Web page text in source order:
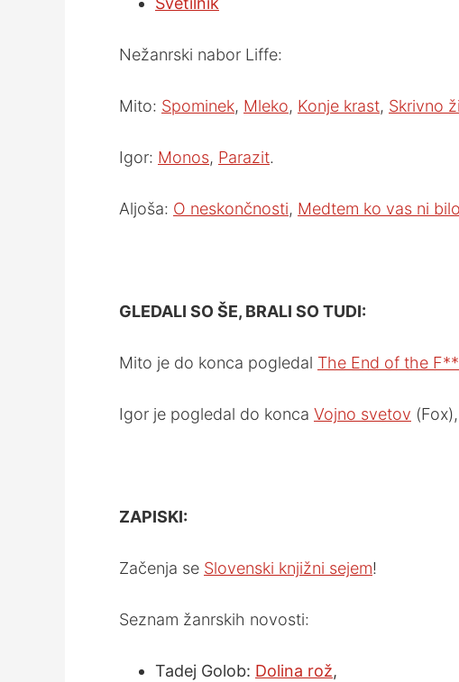
Nežanrski nabor Liffe:
Mito: Spominek, Mleko, Konje krast, Skrivno
Igor: Monos, Parazit.
Aljoša: O neskončnosti, Medtem ko vas ni bilo
GLEDALI SO ŠE, BRALI SO TUDI:
Mito je do konca pogledal The End of the
Igor je pogledal do konca Vojno svetov
ZAPISKI:
Začenja se Slovenski knjižni sejem!
Seznam žanrskih novosti:
Tadej Golob: Dolina rož,